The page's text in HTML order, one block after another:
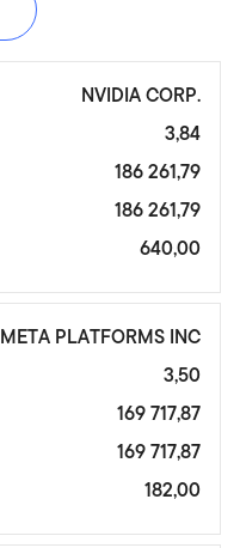
NVIDIA CORP.
3,84
186 261,79
186 261,79
640,00
META PLATFORMS INC
3,50
169 717,87
169 717,87
182,00